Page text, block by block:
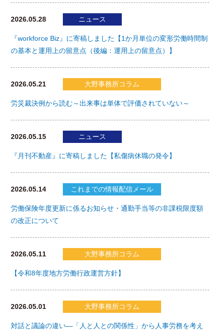
2026.05.28 ニュース
『workforce Biz』に寄稿しました【1か月単位の変形労働時間制
の基本と運用上の留意点（後編：運用上の留意点）】
2026.05.21 大野事務所コラム
労災裁決例から読む～出来事は単体で評価されていない～
2026.05.15 ニュース
『月刊不動産』に寄稿しました【私傷病休職の発令】
2026.05.14 これまでの情報配信メール
労働保険年度更新に係るお知らせ・通勤手当等の非課税限度額
の改正について
2026.05.11 大野事務所コラム
【令和8年度地方労働行政運営方針】
2026.05.01 大野事務所コラム
対話と議論の違い―「人と人との関係性」から人事労務を考え